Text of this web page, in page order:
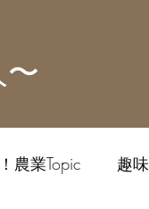
農業Topic 趣味